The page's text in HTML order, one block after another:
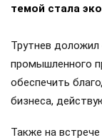
темой стала
Трутнев
промышленного
обеспечить
бизнеса,
Также на